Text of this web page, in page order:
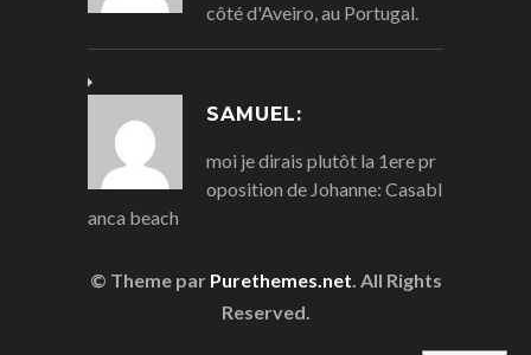
côté d'Aveiro, au Portugal.
SAMUEL:
moi je dirais plutôt la 1ere pr
oposition de Johanne: Casabl
anca beach
© Theme par Purethemes.net. All Rights
Reserved.